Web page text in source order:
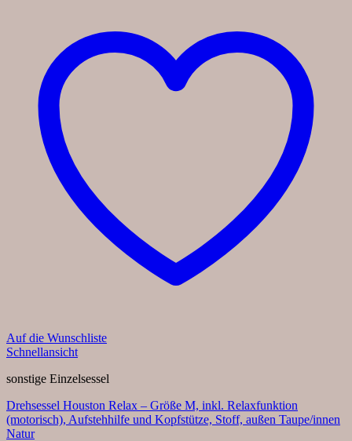
Auf die Wunschliste
Schnellansicht
sonstige Einzelsessel
Drehsessel Houston Relax – Größe M, inkl. Relaxfunktion
(motorisch), Aufstehhilfe und Kopfstütze, Stoff, außen Taupe/innen
Natur